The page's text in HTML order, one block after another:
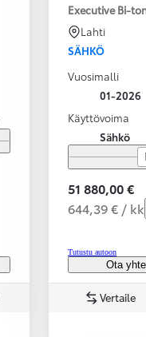
Executive Bi-
Lahti
SÄHKÖ
Vuosimalli
01-2026
Käyttövoima
Sähkö
51 880,00 €
644,39 € / kk
Tutustu autoon
Ota
Vertaile